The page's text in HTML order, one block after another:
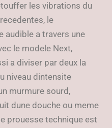
les vibrations du
le
audible a travers une
le modele Next,
a diviser par deux la
niveau dintensite
murmure sourd,
dune douche ou meme
prouesse technique est